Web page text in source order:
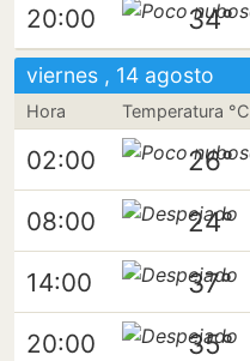
20:00 34°
viernes , 14 agosto
Hora Temperatura °C
02:00 26°
08:00 24°
14:00 37°
20:00 35°